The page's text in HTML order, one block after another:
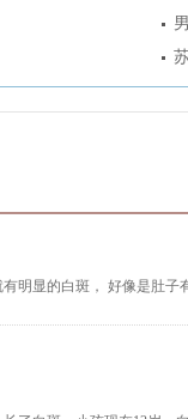
明显的白斑， 好像是肚